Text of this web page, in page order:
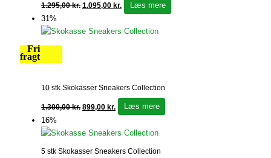
1.295,00kr. 1.095,00 kr.
Læs mere
31%
Fri
fragt
10 stk Skokasser Sneakers Collection
1.300,00kr. 899,00 kr.
Læs mere
16%
5 stk Skokasser Sneakers Collection